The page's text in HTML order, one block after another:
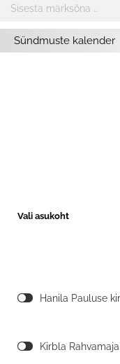
Sündmuste kalender
Vali asukoht
Hanila Pauluse
Kirbla Rahvamaja